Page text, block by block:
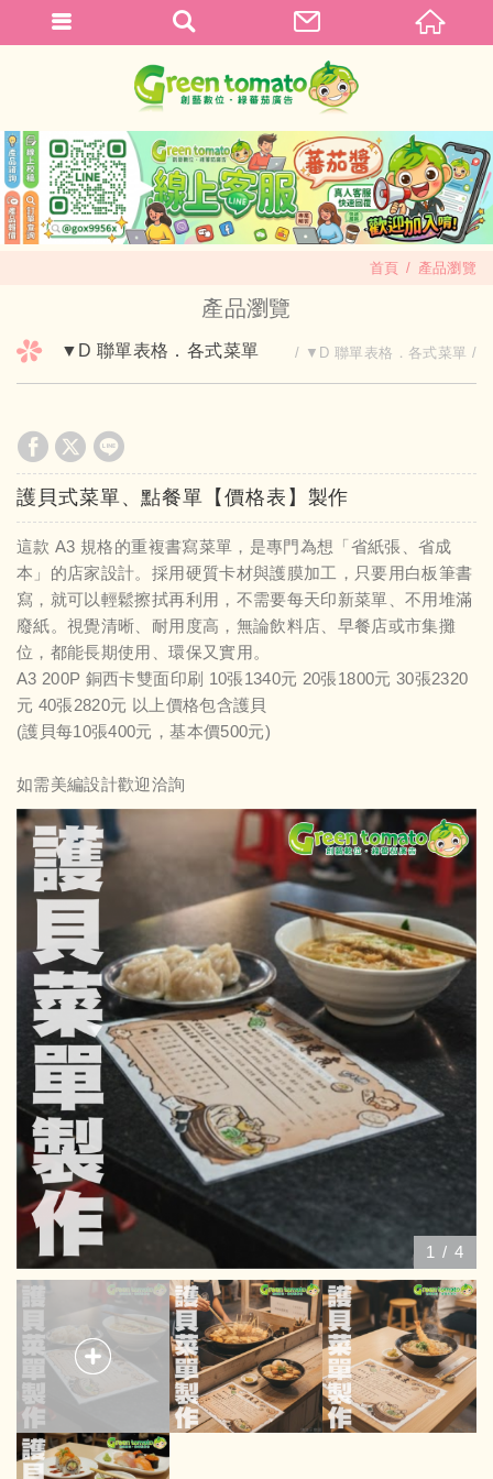
產品瀏覽
首頁 產品瀏覽
▼D 聯單表格．各式菜單 ▼D 聯單表格．各式菜單
護貝式菜單、點餐單【價格表】製作
這款 A3 規格的重複書寫菜單，是專門為想「省紙張、省成
本」的店家設計。採用硬質卡材與護膜加工，只要用白板筆書
寫，就可以輕鬆擦拭再利用，不需要每天印新菜單、不用堆滿
廢紙。視覺清晰、耐用度高，無論飲料店、早餐店或市集攤
位，都能長期使用、環保又實用。
A3 200P 銅西卡雙面印刷 10張1340元 20張1800元 30張2320
元 40張2820元 以上價格包含護貝
(護貝每10張400元，基本價500元)
如需美編設計歡迎洽詢
1 / 4